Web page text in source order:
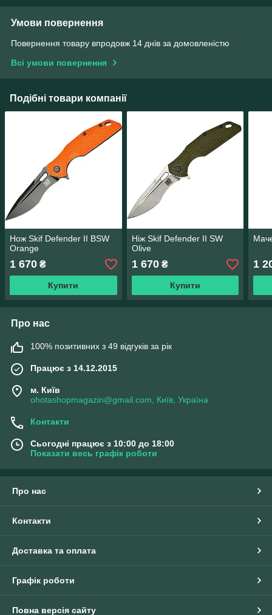
Умови повернення
Повернення товару впродовж 14 днів за домовленістю
Всі умови повернення
Подібні товари компанії
Нож Skif Defender II BSW
Orange
1 670 ₴
Купити
Ніж Skif Defender II SW
Olive
1 670₴
Купити
1
Про нас
100% позитивних з 49 відгуків за рік
Працює з 14.12.2015
м. Київ
ohotashopmagazin@gmail.com, Київ, Україна
Контакти
Сьогодні працює з 10:00 до 18:00
Показати весь графік роботи
Про нас
Контакти
Доставка та оплата
Графік роботи
Повна версія сайту